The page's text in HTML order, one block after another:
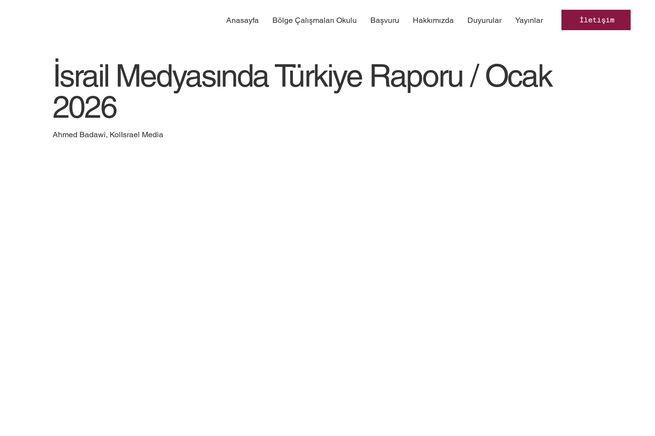
Anasayfa Bölge Çalışmaları Okulu Başvuru Hakkımızda Duyurular Yayınlar İletişim
İsrail Medyasında Türkiye Raporu / Ocak
2026
Ahmed Badawi, KolIsrael Media